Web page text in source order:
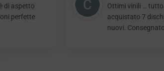
di aspetto
perfette
Ottimi vinili …
acquistato 7
nuovi.